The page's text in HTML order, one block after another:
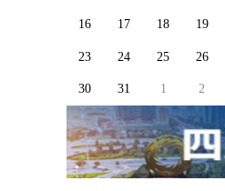
16 17 18 19
23 24 25 26
30 31 1 2